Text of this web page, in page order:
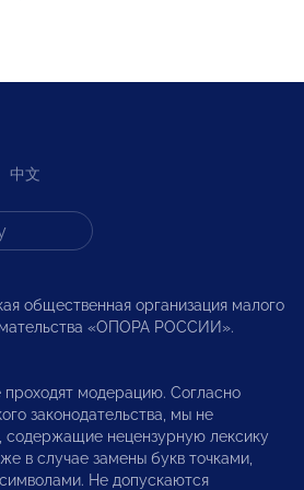
中文
общественная организация малого
«ОПОРА РОССИИ».
модерацию. Согласно
законодательства, мы не
содержащие нецензурную лексику
в случае замены букв точками,
Не допускаются